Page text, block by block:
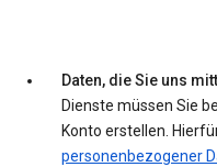
Daten, die Sie uns
Dienste müssen Sie
Konto erstellen.
personenbezogener